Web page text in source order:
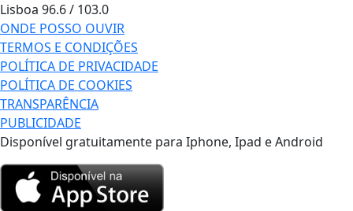
Lisboa 96.6 / 103.0
ONDE POSSO OUVIR
TERMOS E CONDIÇÕES
POLÍTICA DE PRIVACIDADE
POLÍTICA DE COOKIES
TRANSPARÊNCIA
PUBLICIDADE
Disponível gratuitamente para Iphone, Ipad e Android